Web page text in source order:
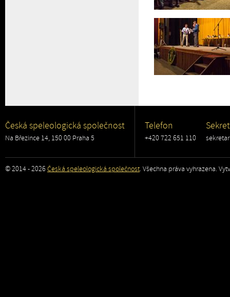
Česká speleologická společnost
Na Březince 14, 150 00 Praha 5
Telefon
+420 722 651 110
© 2014 - 2026 Česká speleologická společnost. Všechna práva vyhrazena.